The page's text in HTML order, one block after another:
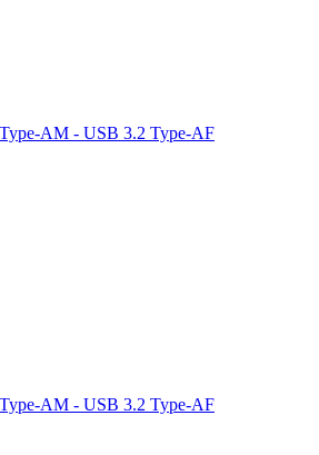
AM - USB 3.2 Type-AF
AM - USB 3.2 Type-AF